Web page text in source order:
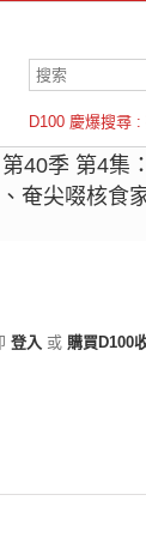
D100 慶爆搜尋 :
羅倫斯
40季 第4集
奄尖啜核食
登入 或 購買D100